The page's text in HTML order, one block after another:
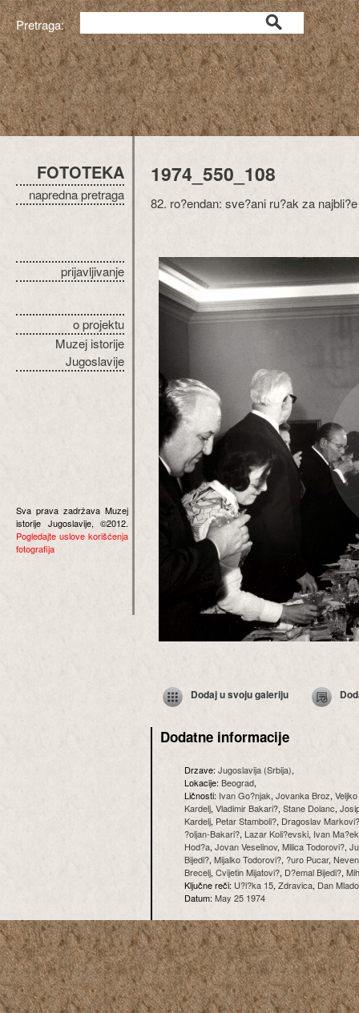
Pretraga:
FOTOTEKA
napredna pretraga
prijavljivanje
o projektu
Muzej istorije
Jugoslavije
Sva prava zadržava Muzej
istorije Jugoslavije, ©2012.
Pogledajte uslove korišćenja
fotografija
1974_550_108
82. ro?endan: sve?ani ru?ak za
Dodaj u svoju galeriju
Dodatne informacije
Drzave:Jugoslavija (Srbija),
Lokacije:Beograd,
Ličnosti: Ivan Go?njak, Jovanka Broz,
Kardelj, Vladimir Bakari?, Stane Dolanc,
Kardelj, Petar Stamboli?, Dragoslav Markovi?
?oljan-Bakari?, Lazar Koli?evski, Ivan Ma?ek
Hod?a, Jovan Veselinov, Milica Todorovi?,
Bijedi?, Mijalko Todorovi?, ?uro Pucar,
Brecelj, Cvijetin Mijatovi?, D?emal Bijedi?,
Ključne reči: U?i?ka 15, Zdravica, Dan
Datum:May 25 1974